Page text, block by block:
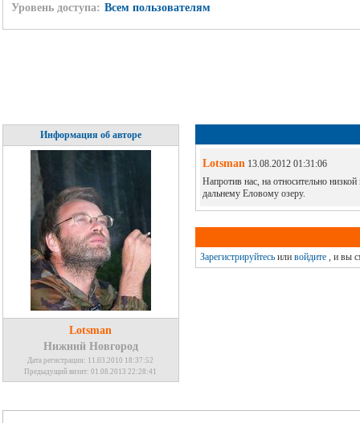
Уровень доступа: Всем пользователям
Информация об авторе
Lotsman
Нижний Новгород
Дата регистрации: 11.03.2010 18:37:52
Предыдущий визит: 01.08.2013 22:28:41
Lotsman13.08.2012 01:31:06
Напротив нас, на относительно
дальнему Еловому озеру.
Зарегистрируйтесьили войдите, и вы